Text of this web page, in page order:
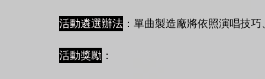
活動遴選辦法 ：單曲製造廠將依照演唱技
活動獎勵 ：